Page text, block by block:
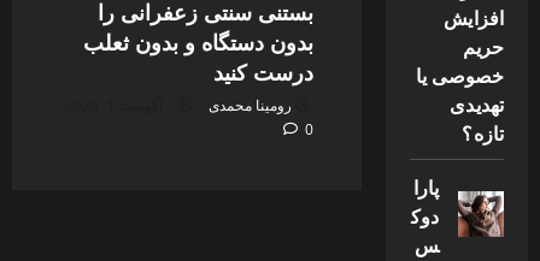
بستنی سنتی زعفرانی را
بدون دستگاه و بدون ثعلب
درست کنید
رومینا محمدی
0
افزایش
حریم
خصوصی یا
تهدیدی
تازه؟
پارا
دوک
س